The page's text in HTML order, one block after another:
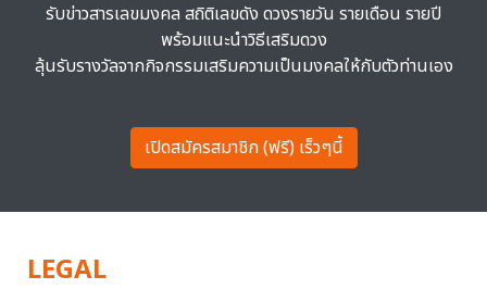
รับข่าวสารเลขมงคล สถิติเลขดัง ดวงรายวัน รายเดือน รายปี
พร้อมแนะนำวิธีเสริมดวง
ลุ้นรับรางวัลจากกิจกรรมเสริมความเป็นมงคลให้กับตัวท่านเอง
เปิดสมัครสมาชิก (ฟรี) เร็วๆนี้
LEGAL